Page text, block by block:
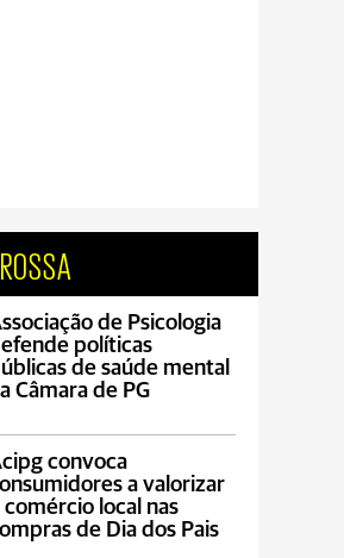
de Psicologia
políticas
de saúde mental
Câmara de PG
convoca
a valorizar
comércio local nas
de Dia dos Pais